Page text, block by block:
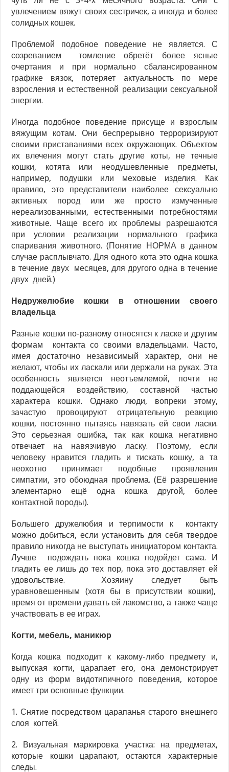
увлечением вяжут своих сестричек, а иногда и более
солидных кошек.
Проблемой подобное поведение не является. С
созреванием томление обретёт более ясные
очертания и при нормально сбалансированном
графике вязок, потеряет актуальность по мере
взросления и естественной реализации сексуальной
энергии.
Иногда подобное поведение присуще и взрослым
вяжущим котам. Они беспрерывно терроризируют
своими приставаниями всех окружающих. Объектом
их влечения могут стать другие коты, не течные
кошки, котята или неодушевленные предметы,
например, подушки или меховые изделия. Как
правило, это представители наиболее сексуально
активных пород или же просто измученные
нереализованными, естественными потребностями
животные. Чаще всего их проблемы разрешаются
при условии реализации нормального графика
спаривания животного. (Понятие НОРМА в данном
случае расплывчато. Для одного кота это одна кошка
в течение двух месяцев, для другого одна в течение
двух дней.)
Недружелюбие кошки в отношении своего
владельца
Разные кошки по-разному относятся к ласке и другим
формам контакта со своими владельцами. Часто,
имея достаточно независимый характер, они не
желают, чтобы их ласкали или держали на руках. Эта
особенность является неотъемлемой, почти не
поддающейся воздействию, составной частью
характера кошки. Однако люди, вопреки этому,
зачастую провоцируют отрицательную реакцию
кошки, постоянно пытаясь навязать ей свои ласки.
Это серьезная ошибка, так как кошка негативно
отвечает на навязчивую ласку. Поэтому, если
человеку нравится гладить и тискать кошку, а та
неохотно принимает подобные проявления
симпатии, это обоюдная проблема. (Её разрешение
элементарно ещё одна кошка другой, более
контактной породы).
Большего дружелюбия и терпимости к контакту
можно добиться, если установить для себя твердое
правило никогда не выступать инициатором контакта.
Лучше подождать пока кошка подойдет сама. И
гладить ее лишь до тех пор, пока это доставляет ей
удовольствие. Хозяину следует быть
уравновешенным (хотя бы в присутствии кошки),
время от времени давать ей лакомство, а также чаще
участвовать в ее играх.
Когти, мебель, маникюр
Когда кошка подходит к какому-либо предмету и,
выпуская когти, царапает его, она демонстрирует
одну из форм видотипичного поведения, которое
имеет три основные функции.
1. Снятие посредством царапанья старого внешнего
слоя когтей.
2. Визуальная маркировка участка: на предметах,
которые кошки царапают, остаются характерные
следы.